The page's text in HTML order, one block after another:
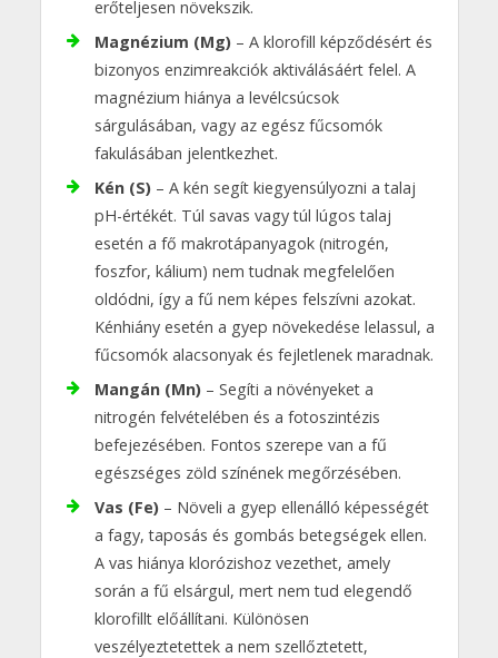
erőteljesen növekszik.
Magnézium (Mg) – A klorofill képződésért és
bizonyos enzimreakciók aktiválásáért felel. A
magnézium hiánya a levélcsúcsok
sárgulásában, vagy az egész fűcsomók
fakulásában jelentkezhet.
Kén (S) – A kén segít kiegyensúlyozni a talaj
pH-értékét. Túl savas vagy túl lúgos talaj
esetén a fő makrotápanyagok (nitrogén,
foszfor, kálium) nem tudnak megfelelően
oldódni, így a fű nem képes felszívni azokat.
Kénhiány esetén a gyep növekedése lelassul, a
fűcsomók alacsonyak és fejletlenek maradnak.
Mangán (Mn) – Segíti a növényeket a
nitrogén felvételében és a fotoszintézis
befejezésében. Fontos szerepe van a fű
egészséges zöld színének megőrzésében.
Vas (Fe) – Növeli a gyep ellenálló képességét
a fagy, taposás és gombás betegségek ellen.
A vas hiánya klorózishoz vezethet, amely
során a fű elsárgul, mert nem tud elegendő
klorofillt előállítani. Különösen
veszélyeztetettek a nem szellőztetett,